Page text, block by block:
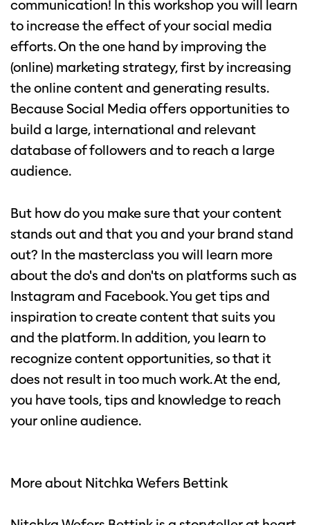
communication! In this workshop you will learn
to increase the effect of your social media
efforts. On the one hand by improving the
(online) marketing strategy, first by increasing
the online content and generating results.
Because Social Media offers opportunities to
build a large, international and relevant
database of followers and to reach a large
audience.
But how do you make sure that your content
stands out and that you and your brand stand
out? In the masterclass you will learn more
about the do's and don'ts on platforms such as
Instagram and Facebook. You get tips and
inspiration to create content that suits you
and the platform. In addition, you learn to
recognize content opportunities, so that it
does not result in too much work. At the end,
you have tools, tips and knowledge to reach
your online audience.
More about Nitchka Wefers Bettink